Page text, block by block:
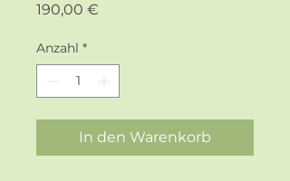
190,00 €
Anzahl *
In den Warenkorb